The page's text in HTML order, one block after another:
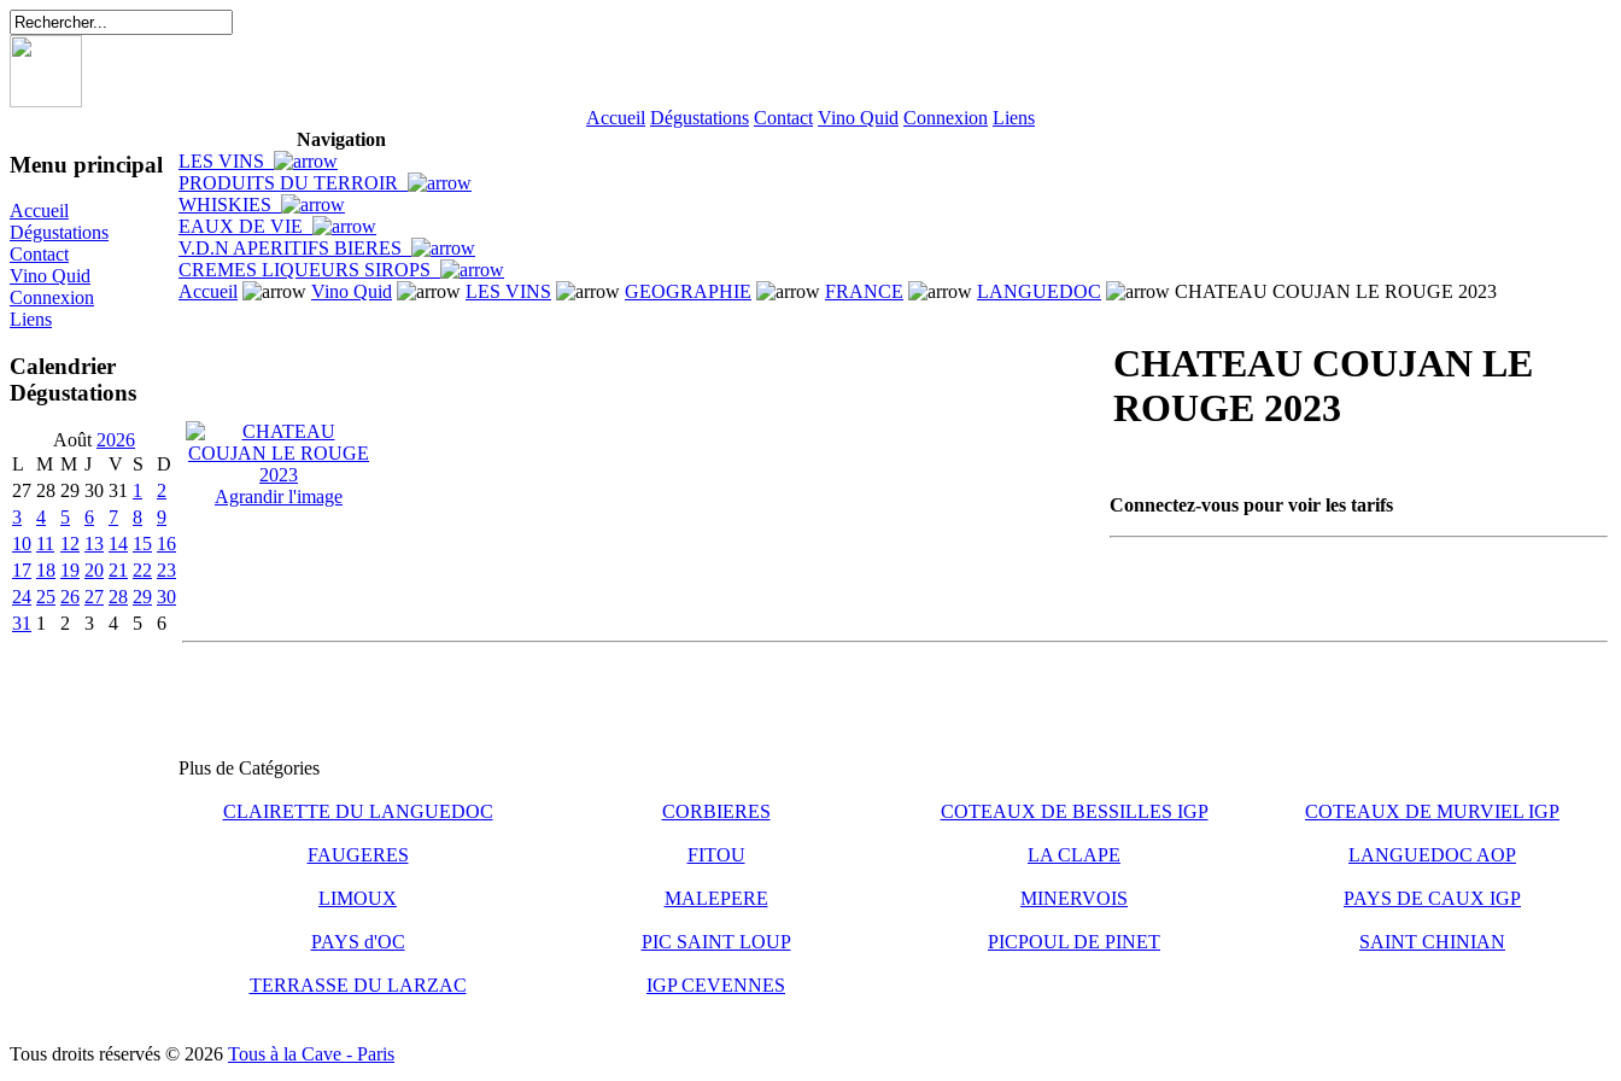
Accueil Dégustations Contact Vino Quid Connexion Liens
Menu principal
Accueil
Dégustations
Contact
Vino Quid
Connexion
Liens
Calendrier
Dégustations
Août 2026
L
M M J V S
D
27 28 29 30 31 1
2
3
4 5 6 7 8
9
10 11 12 13 14 15 16
17 18 19 20 21 22 23
24 25 26 27 28 29 30
31 1 2 3 4 5 6
Navigation
LES VINS
PRODUITS DU TERROIR
WHISKIES
EAUX DE VIE
V.D.N APERITIFS BIERES
CREMES LIQUEURS SIROPS
Accueil
Vino Quid LES VINS GEOGRAPHIE FRANCE LANGUEDOC CHATEAU COUJAN LE ROUGE 2023
Agrandir l'image
CHATEAU COUJAN LE
ROUGE 2023
Connectez-vous pour voir les tarifs
Plus de Catégories
CLAIRETTE DU LANGUEDOC CORBIERES COTEAUX DE BESSILLES IGP COTEAUX DE MURVIEL IGP
FAUGERES FITOU LA CLAPE LANGUEDOC AOP
LIMOUX MALEPERE MINERVOIS PAYS DE CAUX IGP
PAYS d'OC PIC SAINT LOUP PICPOUL DE PINET SAINT CHINIAN
TERRASSE DU LARZAC IGP CEVENNES
Tous droits réservés © 2026 Tous à la Cave - Paris